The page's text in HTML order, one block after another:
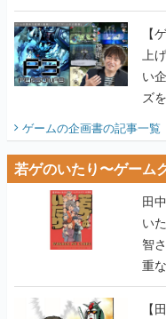
画
【
上
い
ズ
ゲームの企画書の記事一覧
若ゲのいたり〜ゲーム
田
い
智
重
【